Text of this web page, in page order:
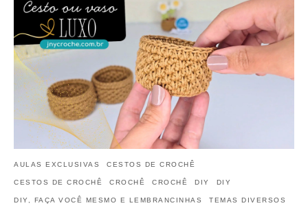
AULAS EXCLUSIVAS CESTOS DE CROCHÊ
CESTOS DE CROCHÊ CROCHÊ CROCHÊ DIY DIY
DIY, FAÇA VOCÊ MESMO E LEMBRANCINHAS TEMAS DIVERSOS